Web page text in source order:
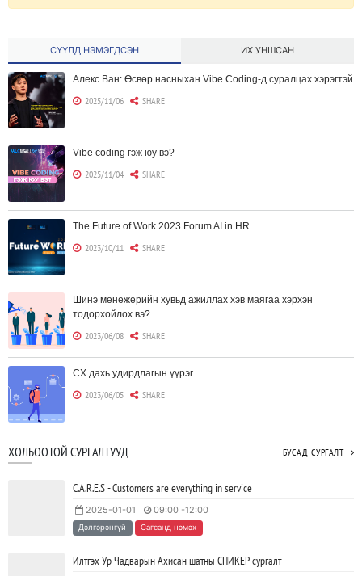
СҮҮЛД НЭМЭГДСЭН ИХ УНШСАН
Алекс Ван: Өсвөр насныхан Vibe Coding-д суралцах хэрэгтэй
2025/11/06 SHARE
Vibe coding гэж юу вэ?
2025/11/04 SHARE
The Future of Work 2023 Forum AI in HR
2023/10/11 SHARE
Шинэ менежерийн хувьд ажиллах хэв маягаа хэрхэн
тодорхойлох вэ?
2023/06/08 SHARE
CX дахь удирдлагын үүрэг
2023/06/05 SHARE
Борлуулагчид "ЮҮЛҮҮР"-т төвлөрөх шаардлагагүй болж
2023/06/02
Тодорхойгүй цаг үед CEO нар хэрхэн инновацийг дэмжих вэ?
ХОЛБООТОЙ СУРГАЛТУУД БУСАД СУРГАЛТ
C.A.R.E.S - Customers are everything in service
2025-01-01 09:00 -12:00
Дэлгэрэнгүй Сагсанд нэмэх
Илтгэх Ур Чадварын Ахисан шатны СПИКЕР сургалт